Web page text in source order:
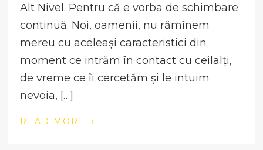
Alt Nivel. Pentru că e vorba de schimbare
continuă. Noi, oamenii, nu rămînem
mereu cu aceleași caracteristici din
moment ce intrăm în contact cu ceilalți,
de vreme ce îi cercetăm și le intuim
nevoia, […]
READ MORE ›